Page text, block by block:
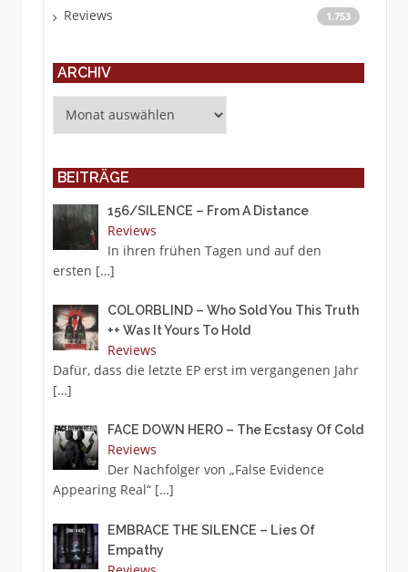
Reviews 1.753
ARCHIV
BEITRÄGE
156/SILENCE – From A Distance
Reviews
In ihren frühen Tagen und auf den
ersten […]
COLORBLIND – Who Sold You This Truth
++ Was It Yours To Hold
Reviews
Dafür, dass die letzte EP erst im vergangenen Jahr
[…]
FACE DOWN HERO – The Ecstasy Of Cold
Reviews
Der Nachfolger von „False Evidence
Appearing Real“ […]
EMBRACE THE SILENCE – Lies Of
Empathy